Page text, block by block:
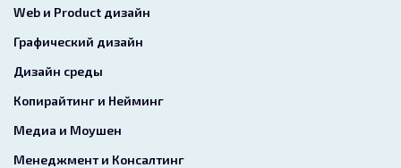
Web и Product дизайн
Графический дизайн
Дизайн среды
Копирайтинг и Нейминг
Медиа и Моушен
Менеджмент и Консалтинг